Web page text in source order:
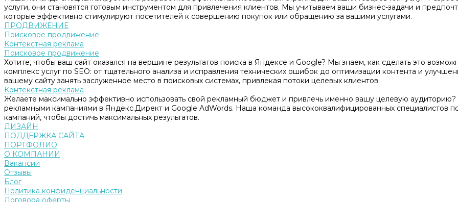
услуги, они становятся готовым инструментом для привлечения клиентов. Мы учитываем ваши бизнес-задачи и
которые эффективно стимулируют посетителей к совершению покупок или обращению за вашими услугами.
ПРОДВИЖЕНИЕ
Поисковое продвижение
Контекстная реклама
Поисковое продвижение
Хотите, чтобы ваш сайт оказался на вершине результатов поиска в Яндексе и Google? Мы знаем, как сделать это
комплекс услуг по SEO: от тщательного анализа и исправления технических ошибок до оптимизации контента и
вашему сайту занять заслуженное место в поисковых системах, привлекая потоки целевых клиентов.
Контекстная реклама
Желаете максимально эффективно использовать свой рекламный бюджет и привлечь именно вашу целевую
рекламными кампаниями в Яндекс.Директ и Google AdWords. Наша команда высококвалифицированных специалистов
кампаний, чтобы достичь максимальных результатов.
ДИЗАЙН
ПОДДЕРЖКА САЙТА
ПОРТФОЛИО
О КОМПАНИИ
Вакансии
Отзывы
Блог
Политика конфиденциальности
Договора оферты